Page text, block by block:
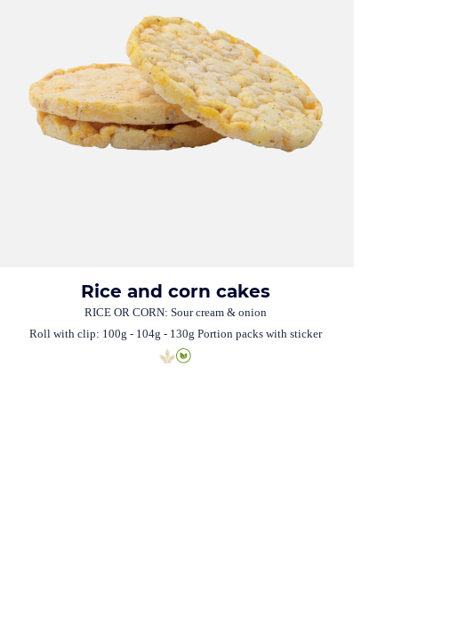
Rice and corn cakes
RICE OR CORN: Sour cream & onion
Roll with clip: 100g - 104g - 130g Portion packs with sticker